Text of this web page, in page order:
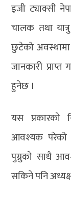
इजी ट्याक्सी
चालक तथा
छुटेको
जानकारी
हुनेछ ।
यस प्रकारको
आवश्यक परेको
पुग्नुको साथै
सकिने पनि